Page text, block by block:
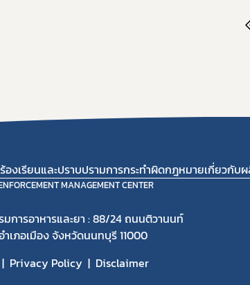
องเรียนและปราบปรามการกระทำผิดกฎหมายเกี่ยวกั
MANAGEMENT CENTER
การอาหารและยา : 88/24 ถนนติวานนท์
เภอเมือง จังหวัดนนทบุรี 11000
Privacy Policy
Disclaimer